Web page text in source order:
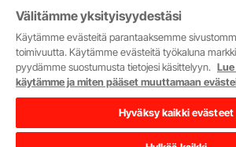
Valmisbetonimyynti
Kiviainesmyynti
Tarjoa meille kiviainesalueita
Myytävät kiviainesalueet
Swerock.se
Välitämme yksityisyydestäsi
Käytämme evästeitä parantaaksemme
toimivuutta. Käytämme evästeitä työkaluna
pyydämme suostumusta tietojesi käsittelyyn.
käytämme ja miten pääset muuttamaan
Hyväksy kaikki evästeet